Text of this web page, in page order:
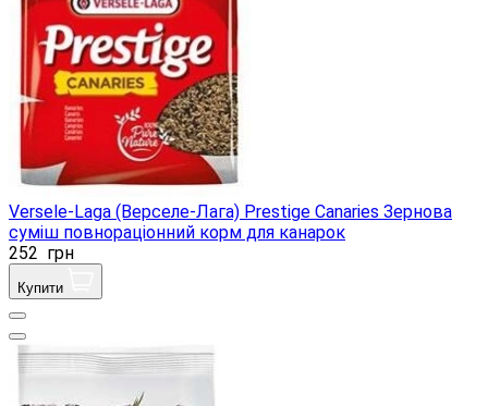
Versele-Laga (Верселе-Лага) Prestige Canaries Зернова
суміш повнораціонний корм для канарок
252 грн
Купити